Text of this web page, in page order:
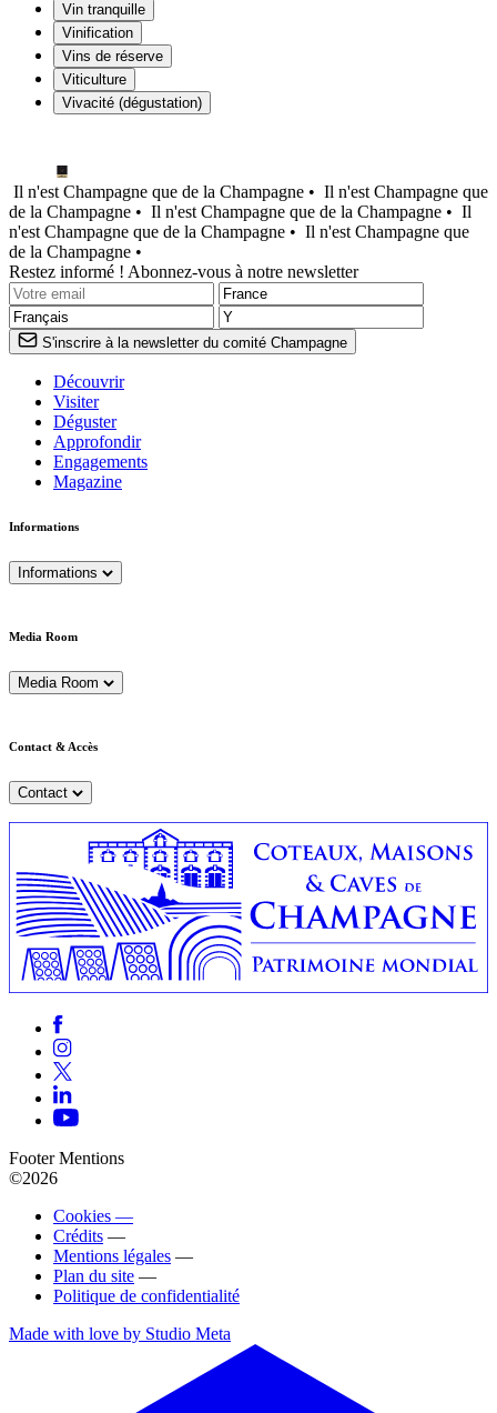
Vin tranquille
Vinification
Vins de réserve
Viticulture
Vivacité (dégustation)
Il n'est Champagne que de la Champagne • Il n'est Champagne que
de la Champagne • Il n'est Champagne que de la Champagne • Il
n'est Champagne que de la Champagne • Il n'est Champagne que
de la Champagne •
Restez informé ! Abonnez-vous à notre newsletter
S'inscrire à la newsletter du comité Champagne
Découvrir
Visiter
Déguster
Approfondir
Engagements
Magazine
Informations
Informations
Media Room
Media Room
Contact & Accès
Contact
Footer Mentions
©2026
Cookies —
Crédits —
Mentions légales —
Plan du site —
Politique de confidentialité
Made with love by Studio Meta